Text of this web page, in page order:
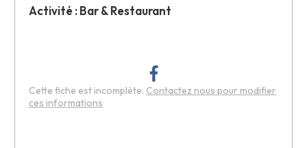
Activité : Bar & Restaurant
Cette fiche est incomplète. Contactez nous pour modifier
ces informations